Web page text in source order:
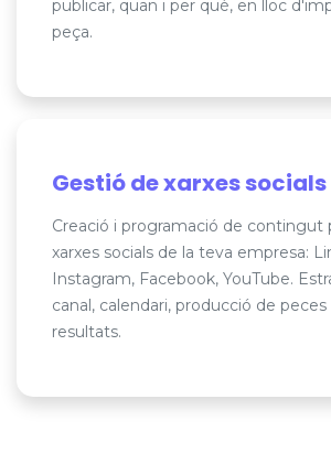
publicar, quan i per què, en lloc
peça.
Gestió de xarxes socials
Creació i programació de contingut
xarxes socials de la teva empresa:
Instagram, Facebook, YouTube.
canal, calendari, producció de peces
resultats.